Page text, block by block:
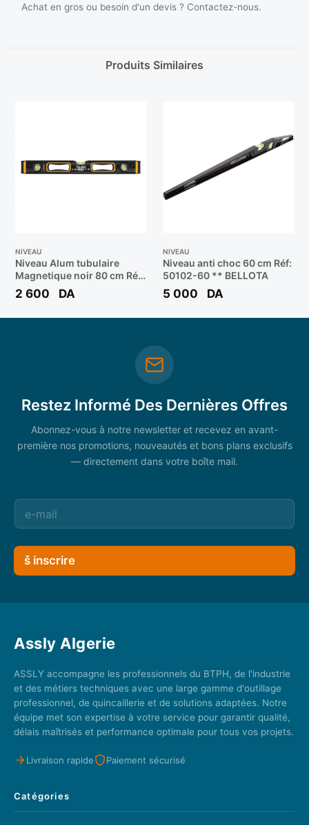
Achat en gros ou besoin d'un devis ? Contactez-nous.
Produits Similaires
NIVEAU
Niveau Alum tubulaire
Magnetique noir 80 cm Réf:
35113 TOLSEN”
2 600 DA
NIVEAU
Niveau anti choc 60 cm Réf:
50102-60 ** BELLOTA
5 000 DA
Restez Informé Des Dernières Offres
Abonnez-vous à notre newsletter et recevez en avant-
première nos promotions, nouveautés et bons plans exclusifs
— directement dans votre boîte mail.
š inscrire
Assly Algerie
ASSLY accompagne les professionnels du BTPH, de l'industrie
et des métiers techniques avec une large gamme d'outillage
professionnel, de quincaillerie et de solutions adaptées. Notre
équipe met son expertise à votre service pour garantir qualité,
délais maîtrisés et performance optimale pour tous vos projets.
Livraison rapide Paiement sécurisé
Catégories